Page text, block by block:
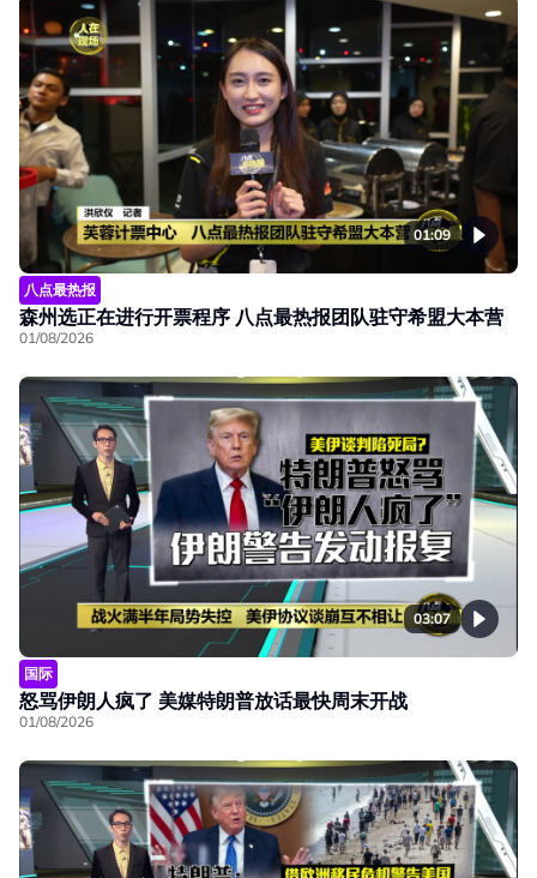
01:09
八点最热报
森州选正在进行开票程序 八点最热报团队驻守希盟大本营
01/08/2026
03:07
国际
怒骂伊朗人疯了 美媒特朗普放话最快周末开战
01/08/2026